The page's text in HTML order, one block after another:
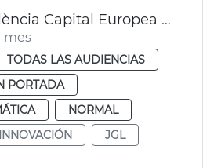
Candidatura València Capital Europea Innovación
mes
TODAS LAS AUDIENCIAS
PORTADA
NORMAL
INNOVACIÓN
JGL